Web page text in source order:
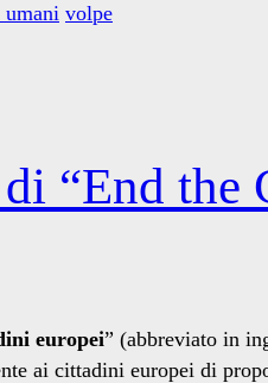
volpe
“End the
europei” (abbreviato in
ai cittadini europei di